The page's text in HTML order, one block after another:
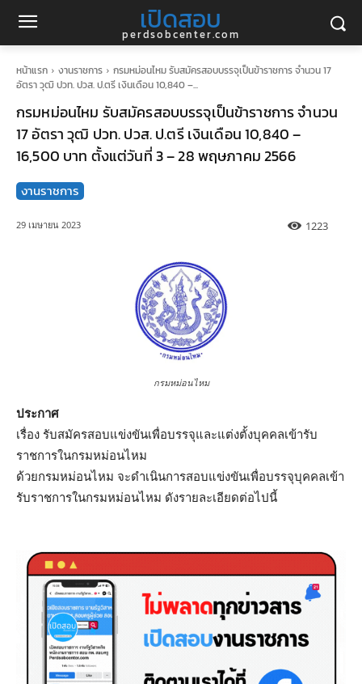
เปิดสอบ
perdsobcenter.com
หน้าแรก งานราชการ
กรมหม่อนไหม รับสมัครสอบบรรจุเป็นข้าราชการ จำนวน 17
อัตรา วุฒิ ปวท. ปวส. ป.ตรี เงินเดือน 10,840 –...
กรมหม่อนไหม รับสมัครสอบบรรจุเป็นข้าราชการ จำนวน
17 อัตรา วุฒิ ปวท. ปวส. ป.ตรี เงินเดือน 10,840 –
16,500 บาท ตั้งแต่วันที่ 3 – 28 พฤษภาคม 2566
งานราชการ
29 เมษายน 2023 1223
กรมหม่อนไหม
ประกาศ
เรื่อง รับสมัครสอบแข่งขันเพื่อบรรจุและแต่งตั้งบุคคลเข้ารับ
ราชการในกรมหม่อนไหม
ด้วยกรมหม่อนไหม จะดำเนินการสอบแข่งขันเพื่อบรรจุบุคคลเข้า
รับราชการในกรมหม่อนไหม ดังรายละเอียดต่อไปนี้